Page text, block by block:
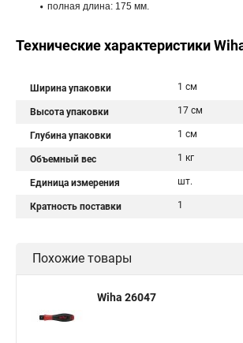
полная длина: 175 мм.
Технические характеристики
Ширина упаковки 1 см
Высота упаковки 17 см
Глубина упаковки 1 см
Объемный вес 1 кг
Единица измерения шт.
Кратность поставки 1
Похожие товары
Wiha 26047